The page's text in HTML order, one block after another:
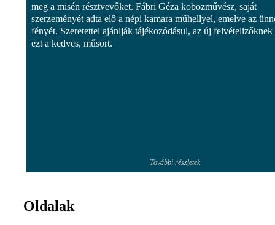
meg a misén résztvevőket. Fábri Géza kobozművész, saját
szerzeményét adta elő a népi kamara műhellyel, emelve az
fényét. Szeretettel ajánlják tájékozódásul, az új felvételizőknek
ezt a kedves, műsort.
További részletek
Oldalak